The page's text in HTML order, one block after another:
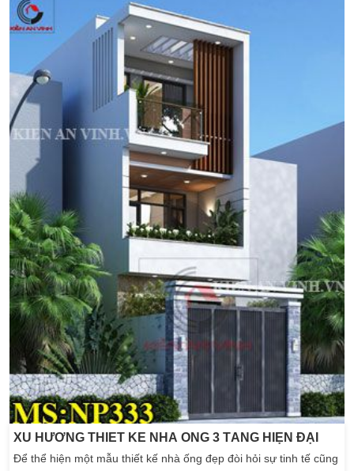
bộ sưu […]
XU HƯỚNG THIẾT KẾ NHÀ ỐNG 3 TẦNG HIỆN ĐẠI
Để thể hiện một mẫu thiết kế nhà ống đẹp đòi hỏi sự tinh tế cũng